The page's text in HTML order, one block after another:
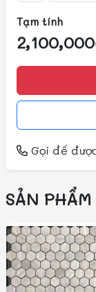
Tạm tính
Gọi để
SẢN